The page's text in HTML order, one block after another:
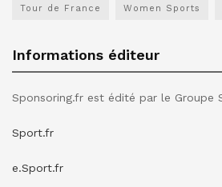
Tour de France Women Sports
Informations éditeur
Sponsoring.fr est édité par le Groupe
Sport.fr
e.Sport.fr